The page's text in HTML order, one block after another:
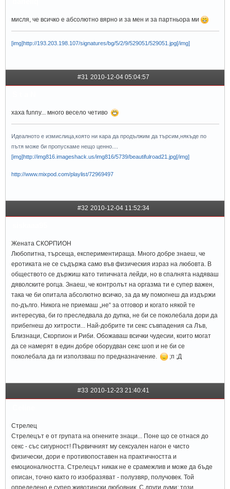
мисля, че всичко е абсолютно вярно и за мен и за партньора ми
[img]http://193.203.198.107/signatures/bg/5/2/9/529051/529051.jpg[/img]
#31 2010-12-04 05:04:57
хаха funny... много весело четиво
Идеалното е измислица,която ни кара да продължим да търсим,някъде по
пътя може би пропускаме нещо ценно....
[img]http://img816.imageshack.us/img816/5739/beautifulroad21.jpg[/img]
http://www.mixpod.com/playlist/72969497
#32 2010-12-04 11:52:34
Жената СКОРПИОН
Любопитна, търсеща, експериментираща. Много добре знаеш, че
еротиката не се съдържа само във физическия израз на любовта. В
обществото се държиш като типичната лейди, но в спалнята надяваш
дяволските рогца. Знаеш, че контролът на оргазма ти е супер важен,
така че би опитала абсолютно всичко, за да му помогнеш да издържи
по-дълго. Никога не приемаш „не“ за отговор и когато някой те
интересува, би го преследвала до дупка, не би се поколебала дори да
прибегнеш до хитрости... Най-добрите ти секс съвпадения са Лъв,
Близнаци, Скорпион и Риби. Обожаваш всички чудесии, които могат
да се намерят в един добре оборудван секс шоп и не би се
поколебала да ги използваш по предназначение.
;п ;Д
#33 2010-12-23 21:40:41
Стрелец
Стрелецът е от групата на огнените знаци... Поне що се отнася до
секс - със сигурност! Първичният му сексуален нагон е чисто
физически, дори е противопоставен на практичността и
емоционалността. Стрелецът никак не е срамежлив и може да бъде
описан, точно както го изобразяват - полузвяр, получовек. Той
определено е супер животински любовник. С други думи: този